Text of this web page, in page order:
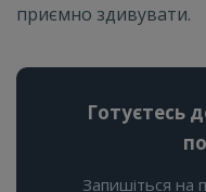
приємно здивувати.
Готуєтесь
Запишіться на